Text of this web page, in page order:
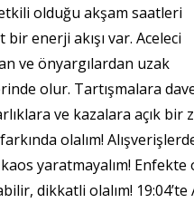
etkili olduğu akşam saatleri
bir enerji akışı var. Aceleci
ve önyargılardan uzak
olur. Tartışmalara
ve kazalara açık bir
olalım!
yaratmayalım! Enfekte
dikkatli olalım! 19:04’te